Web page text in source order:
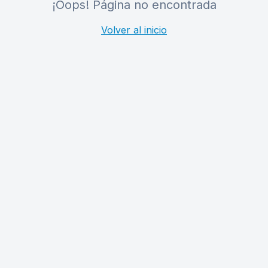
¡Oops! Página no encontrada
Volver al inicio